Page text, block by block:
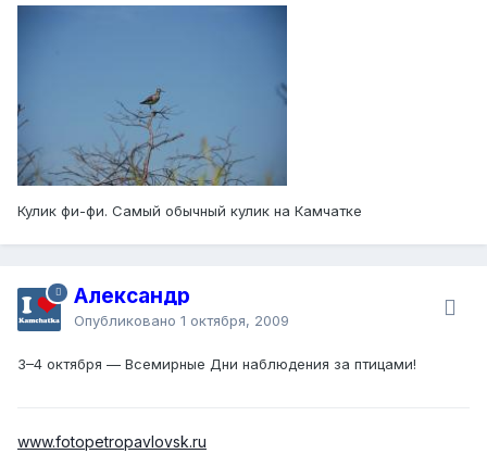
Кулик фи-фи. Самый обычный кулик на Камчатке
Александр
Опубликовано 1 октября, 2009
3–4 октября — Всемирные Дни наблюдения за птицами!
www.fotopetropavlovsk.ru